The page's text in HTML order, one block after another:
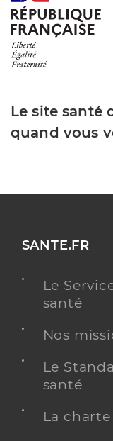
Le site santé
quand vous
SANTE.FR
Le
santé
Nos
Le
santé
La